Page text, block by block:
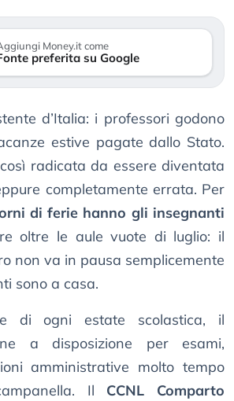
Money.it come
preferita su Google
d’Italia: i professori godono
estive pagate dallo Stato.
radicata da essere diventata
completamente errata. Per
di ferie hanno gli insegnanti
oltre le aule vuote di luglio: il
non va in pausa semplicemente
sono a casa.
di ogni estate scolastica, il
a disposizione per esami,
amministrative molto tempo
Il CCNL Comparto